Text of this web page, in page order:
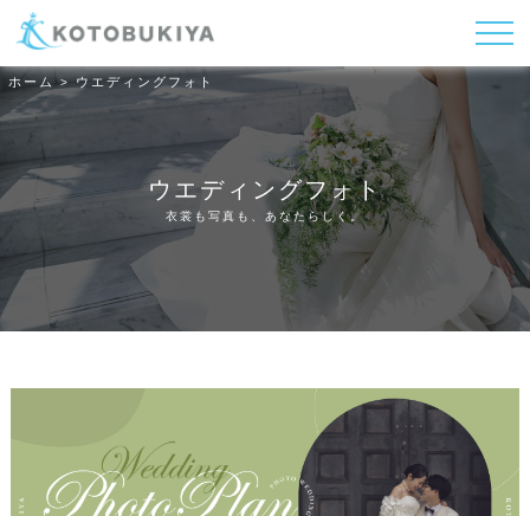
ホーム>ウエディングフォト
ウエディングフォト
衣裳も写真も、あなたらしく。